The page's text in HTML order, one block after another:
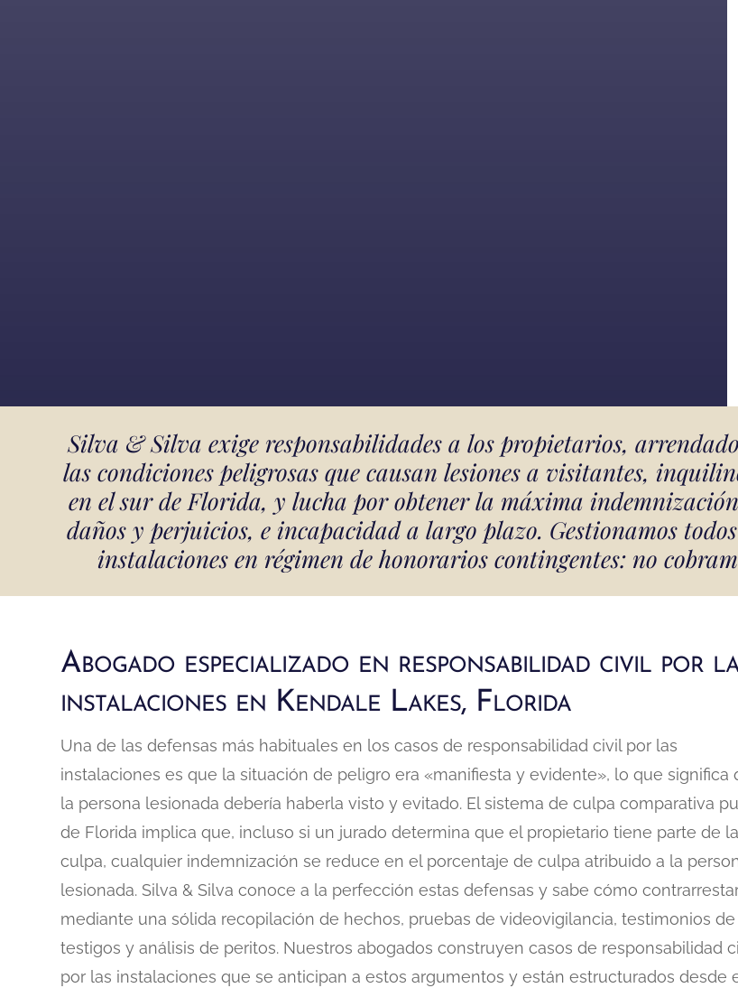
Silva & Silva exige responsabilidades a los propietarios,
las condiciones peligrosas que causan lesiones a visitantes,
en el sur de Florida, y lucha por obtener la máxima
daños y perjuicios, e incapacidad a largo plazo. Gestionamos
instalaciones en régimen de honorarios contingentes: no
Abogado especializado en responsabilidad civil por
instalaciones en Kendale Lakes, Florida
Una de las defensas más habituales en los casos de responsabilidad civil por las
instalaciones es que la situación de peligro era «manifiesta y evidente», lo que significa
la persona lesionada debería haberla visto y evitado. El sistema de culpa comparativa
de Florida implica que, incluso si un jurado determina que el propietario tiene parte de la
culpa, cualquier indemnización se reduce en el porcentaje de culpa atribuido a la
lesionada. Silva & Silva conoce a la perfección estas defensas y sabe cómo
mediante una sólida recopilación de hechos, pruebas de videovigilancia, testimonios de
testigos y análisis de peritos. Nuestros abogados construyen casos de responsabilidad
por las instalaciones que se anticipan a estos argumentos y están estructurados desde